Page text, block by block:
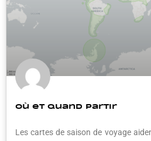
Où et quand partir
Les cartes de saison de voyage